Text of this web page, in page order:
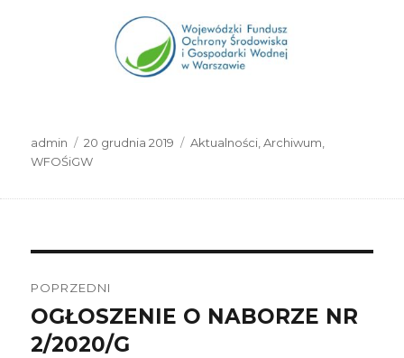
Autor
admin
Data
publikacji
20 grudnia 2019 Kategorie
Aktualności ,Archiwum
WFOŚiGW
wpisu
POPRZEDNI
Poprzedni
wpis:
OGŁOSZENIE O NABORZE NR
2/2020/G